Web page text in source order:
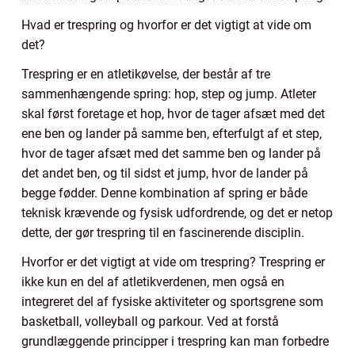
Hvad er trespring og hvorfor er det vigtigt at vide om
det?
Trespring er en atletikøvelse, der består af tre
sammenhængende spring: hop, step og jump. Atleter
skal først foretage et hop, hvor de tager afsæt med det
ene ben og lander på samme ben, efterfulgt af et step,
hvor de tager afsæt med det samme ben og lander på
det andet ben, og til sidst et jump, hvor de lander på
begge fødder. Denne kombination af spring er både
teknisk krævende og fysisk udfordrende, og det er netop
dette, der gør trespring til en fascinerende disciplin.
Hvorfor er det vigtigt at vide om trespring? Trespring er
ikke kun en del af atletikverdenen, men også en
integreret del af fysiske aktiviteter og sportsgrene som
basketball, volleyball og parkour. Ved at forstå
grundlæggende principper i trespring kan man forbedre